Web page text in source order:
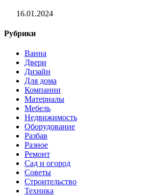
16.01.2024
Рубрики
Ванна
Двери
Дизайн
Для дома
Компании
Материалы
Мебель
Недвижимость
Оборудование
Разбав
Разное
Ремонт
Сад и огород
Советы
Строительство
Техника